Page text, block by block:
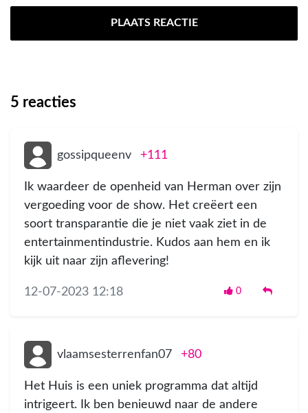
PLAATS REACTIE
5 reacties
gossipqueenv +111
Ik waardeer de openheid van Herman over zijn
vergoeding voor de show. Het creëert een
soort transparantie die je niet vaak ziet in de
entertainmentindustrie. Kudos aan hem en ik
kijk uit naar zijn aflevering!
12-07-2023 12:18 0
vlaamsesterrenfan07 +80
Het Huis is een uniek programma dat altijd
intrigeert. Ik ben benieuwd naar de andere